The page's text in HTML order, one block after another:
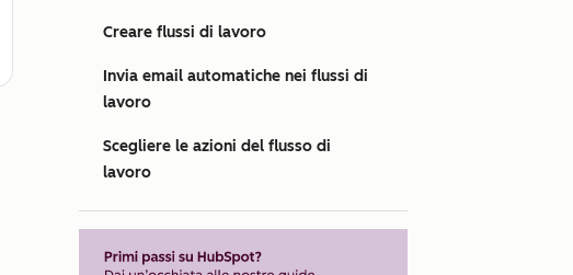
Creare flussi di lavoro
Invia email automatiche nei flussi di
lavoro
Scegliere le azioni del flusso di
lavoro